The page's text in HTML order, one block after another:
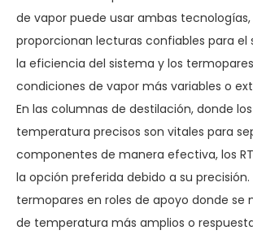
de vapor puede usar ambas tecnologías,
proporcionan lecturas confiables para el
la eficiencia del sistema y los
condiciones de vapor más variables o
En las columnas de destilación, donde
temperatura precisos son vitales para
componentes de manera efectiva, los
la opción preferida debido a su
termopares en roles de apoyo donde se
de temperatura más amplios o